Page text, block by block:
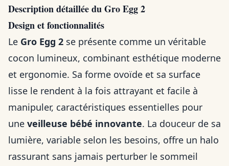
Description détaillée du Gro Egg 2
Design et fonctionnalités
Le Gro Egg 2 se présente comme un véritable
cocon lumineux, combinant esthétique moderne
et ergonomie. Sa forme ovoïde et sa surface
lisse le rendent à la fois attrayant et facile à
manipuler, caractéristiques essentielles pour
une veilleuse bébé innovante. La douceur de sa
lumière, variable selon les besoins, offre un halo
rassurant sans jamais perturber le sommeil